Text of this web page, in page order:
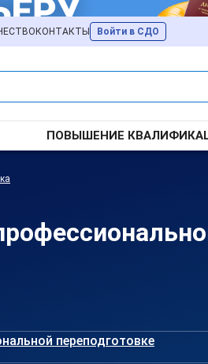
КОНТАКТЫ Войти в СДО
ПОВЫШЕНИЕ
переподготовке